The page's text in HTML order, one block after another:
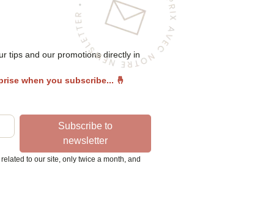
tips and our promotions directly in
when you subscribe... 🤞
Subscribe to
newsletter
to our site, only twice a month, and